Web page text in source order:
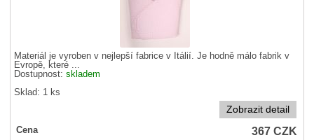
Materiál je vyroben v nejlepší fabrice v Itálií. Je hodně málo fabrik v
Evropě, které ...
Dostupnost:skladem
Sklad: 1 ks
Zobrazit detail
Cena 367CZK